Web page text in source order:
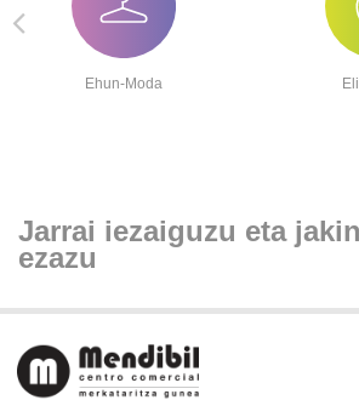
Ehun-Moda
Jarrai iezaiguzu eta jakin
ezazu